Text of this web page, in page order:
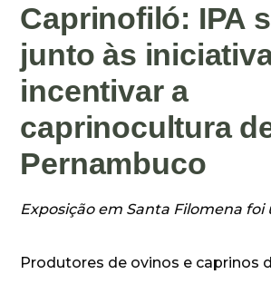
Caprinofiló: IPA
junto às
incentivar a
caprinocultura
Pernambuco
Exposição em Santa Filomena foi
Produtores de ovinos e caprinos